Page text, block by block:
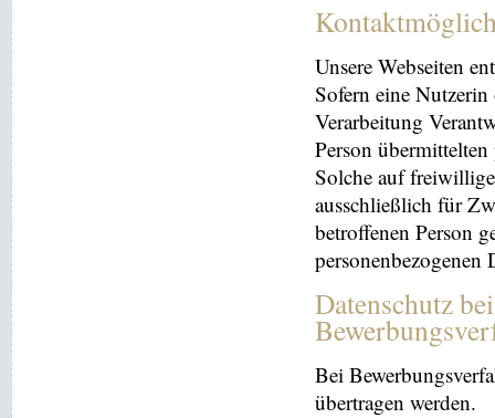
Unsere Webseiten
Sofern eine
Verarbeitung
Person übermittelten
Solche auf
ausschließlich für
betroffenen Person
personenbezogenen
Datenschutz
Bei
übertragen werden.